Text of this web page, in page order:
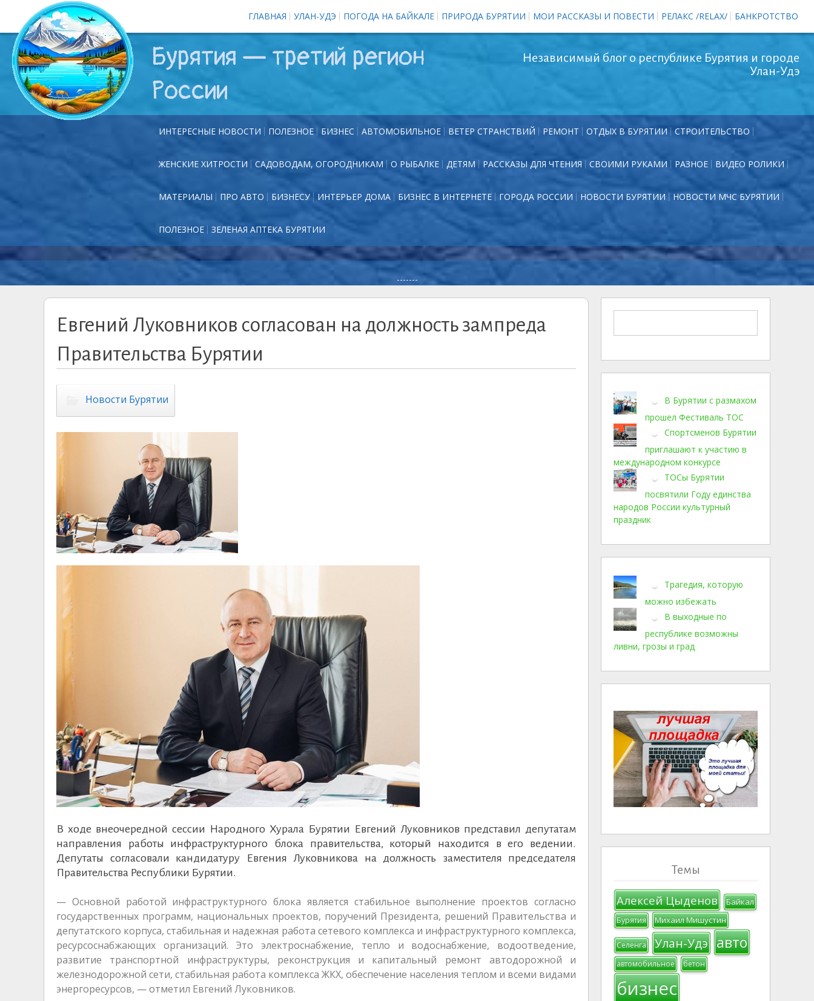
ГЛАВНАЯ УЛАН-УДЭ ПОГОДА НА БАЙКАЛЕ ПРИРОДА БУРЯТИИ МОИ РАССКАЗЫ И ПОВЕСТИ РЕЛАКС /RELAX/ БАНКРОТСТВО
Бурятия — третий регион
России
Независимый блог о республике Бурятия и городе
Улан-Удэ
ИНТЕРЕСНЫЕ НОВОСТИ ПОЛЕЗНОЕ БИЗНЕС АВТОМОБИЛЬНОЕ ВЕТЕР СТРАНСТВИЙ РЕМОНТ ОТДЫХ В БУРЯТИИ СТРОИТЕЛЬСТВО
ЖЕНСКИЕ ХИТРОСТИ САДОВОДАМ, ОГОРОДНИКАМ О РЫБАЛКЕ ДЕТЯМ РАССКАЗЫ ДЛЯ ЧТЕНИЯ СВОИМИ РУКАМИ РАЗНОЕ ВИДЕО РОЛИКИ
МАТЕРИАЛЫ ПРО АВТО БИЗНЕСУ ИНТЕРЬЕР ДОМА БИЗНЕС В ИНТЕРНЕТЕ ГОРОДА РОССИИ НОВОСТИ БУРЯТИИ НОВОСТИ МЧС БУРЯТИИ
ПОЛЕЗНОЕ ЗЕЛЕНАЯ АПТЕКА БУРЯТИИ
-------
Евгений Луковников согласован на должность зампреда
Правительства Бурятии
Новости Бурятии
В ходе внеочередной сессии Народного Хурала Бурятии Евгений Луковников представил депутатам
направления работы инфраструктурного блока правительства, который находится в его ведении.
Депутаты согласовали кандидатуру Евгения Луковникова на должность заместителя председателя
Правительства Республики Бурятии.
— Основной работой инфраструктурного блока является стабильное выполнение проектов согласно
государственных программ, национальных проектов, поручений Президента, решений Правительства и
депутатского корпуса, стабильная и надежная работа сетевого комплекса и инфраструктурного комплекса,
ресурсоснабжающих организаций. Это электроснабжение, тепло и водоснабжение, водоотведение,
развитие транспортной инфраструктуры, реконструкция и капитальный ремонт автодорожной и
железнодорожной сети, стабильная работа комплекса ЖКХ, обеспечение населения теплом и всеми видами
энергоресурсов, — отметил Евгений Луковников.
В Бурятии с размахом
прошел Фестиваль ТОС
Спортсменов Бурятии
приглашают к участию в
международном конкурсе
ТОСы Бурятии
посвятили Году единства
народов России культурный
праздник
Трагедия, которую
можно избежать
В выходные по
республике возможны
ливни, грозы и град
Темы
Алексей Цыденов Байкал
Бурятия Михаил Мишустин
Селенга Улан-Удэ авто
автомобильное бетон
бизнес